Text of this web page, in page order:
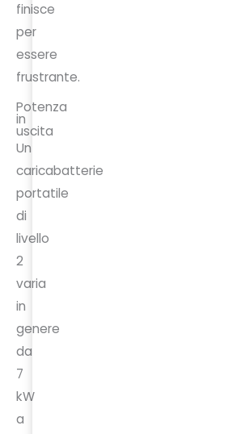
finisce
per
essere
frustrante.
Potenza
in
uscita
Un
caricabatterie
portatile
di
livello
2
varia
in
genere
da
7
kW
a